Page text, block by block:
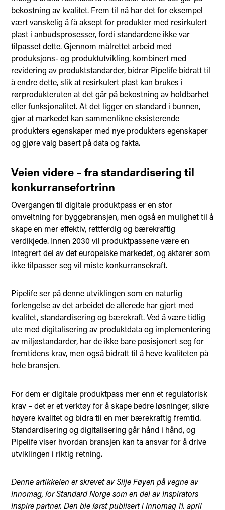
bekostning av kvalitet. Frem til nå har det for eksempel
vært vanskelig å få aksept for produkter med resirkulert
plast i anbudsprosesser, fordi standardene ikke var
tilpasset dette. Gjennom målrettet arbeid med
produksjons- og produktutvikling, kombinert med
revidering av produktstandarder, bidrar Pipelife bidratt til
å endre dette, slik at resirkulert plast kan brukes i
rørprodukteruten at det går på bekostning av holdbarhet
eller funksjonalitet. At det ligger en standard i bunnen,
gjør at markedet kan sammenlikne eksisterende
produkters egenskaper med nye produkters egenskaper
og gjøre valg basert på data og fakta.
Veien videre – fra standardisering til
konkurransefortrinn
Overgangen til digitale produktpass er en stor
omveltning for byggebransjen, men også en mulighet til å
skape en mer effektiv, rettferdig og bærekraftig
verdikjede. Innen 2030 vil produktpassene være en
integrert del av det europeiske markedet, og aktører som
ikke tilpasser seg vil miste konkurransekraft.
Pipelife ser på denne utviklingen som en naturlig
forlengelse av det arbeidet de allerede har gjort med
kvalitet, standardisering og bærekraft. Ved å være tidlig
ute med digitalisering av produktdata og implementering
av miljøstandarder, har de ikke bare posisjonert seg for
fremtidens krav, men også bidratt til å heve kvaliteten på
hele bransjen.
For dem er digitale produktpass mer enn et regulatorisk
krav – det er et verktøy for å skape bedre løsninger, sikre
høyere kvalitet og bidra til en mer bærekraftig fremtid.
Standardisering og digitalisering går hånd i hånd, og
Pipelife viser hvordan bransjen kan ta ansvar for å drive
utviklingen i riktig retning.
Denne artikkelen er skrevet av Silje Føyen på vegne av
Innomag, for Standard Norge som en del av Inspirators
Inspire partner. Den ble først publisert i Innomag 11. april